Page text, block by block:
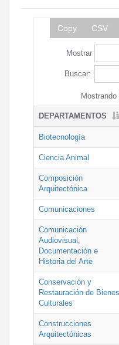
Copy CSV
Mostrar
Buscar:
DEPARTAMENTOS
Biotecnología
Ciencia Animal
Composición
Arquitectónica
Comunicaciones
Comunicación
Audiovisual,
Documentación e
Historia del Arte
Conservación y
Restauración de Bienes
Culturales
Construcciones
Arquitectónicas